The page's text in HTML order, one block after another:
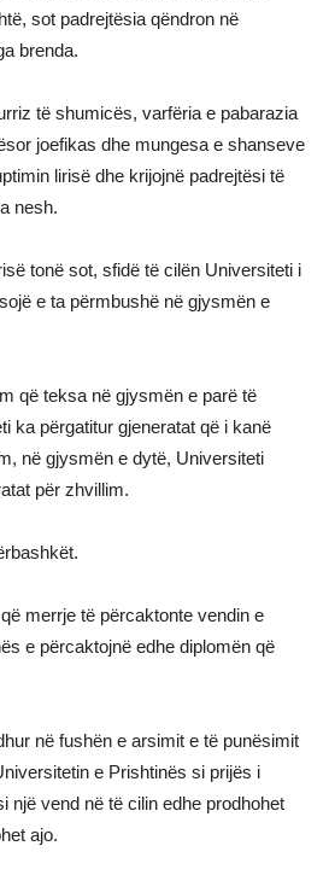
sot padrejtësia qëndron në
brenda.
të shumicës, varfëria e pabarazia
joefikas dhe mungesa e shanseve
lirisë dhe krijojnë padrejtësi të
nesh.
tonë sot, sfidë të cilën Universiteti i
e ta përmbushë në gjysmën e
që teksa në gjysmën e parë të
ka përgatitur gjeneratat që i kanë
në gjysmën e dytë, Universiteti
për zhvillim.
merrje të përcaktonte vendin e
e përcaktojnë edhe diplomën që
në fushën e arsimit e të punësimit
e Prishtinës si prijës i
një vend në të cilin edhe prodhohet
ajo.